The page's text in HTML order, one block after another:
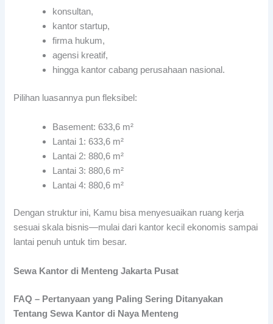
konsultan,
kantor startup,
firma hukum,
agensi kreatif,
hingga kantor cabang perusahaan nasional.
Pilihan luasannya pun fleksibel:
Basement: 633,6 m²
Lantai 1: 633,6 m²
Lantai 2: 880,6 m²
Lantai 3: 880,6 m²
Lantai 4: 880,6 m²
Dengan struktur ini, Kamu bisa menyesuaikan ruang kerja
sesuai skala bisnis—mulai dari kantor kecil ekonomis sampai
lantai penuh untuk tim besar.
Sewa Kantor di Menteng Jakarta Pusat
FAQ – Pertanyaan yang Paling Sering Ditanyakan
Tentang Sewa Kantor di Naya Menteng